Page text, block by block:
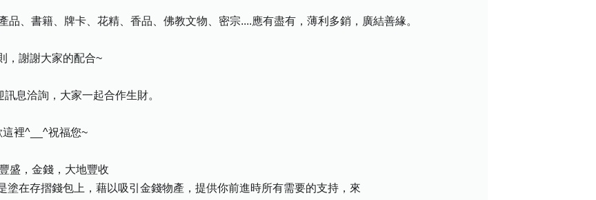
品、書籍、牌卡、花精、香品、佛教文物、密宗....應有盡有，薄利多銷，廣結善緣。
，謝謝大家的配合~
息洽詢，大家一起合作生財。
裡^__^祝福您~
盛，金錢，大地豐收
塗在存摺錢包上，藉以吸引金錢物產，提供你前進時所有需要的支持，來